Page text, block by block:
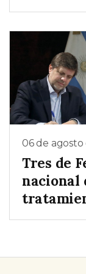
06 de
Tres de
nacional